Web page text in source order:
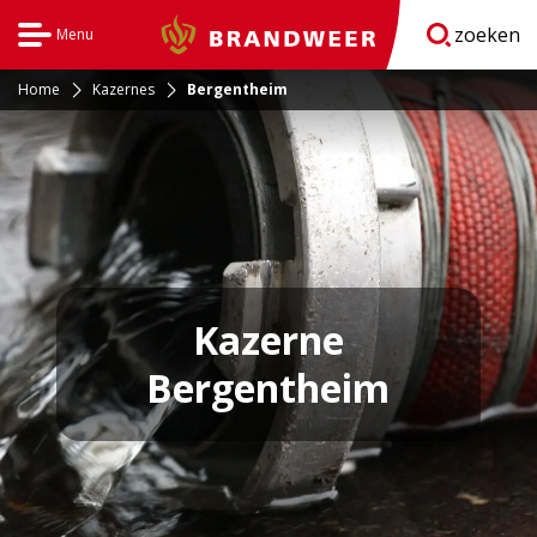
Menu Brandweer zoeken
Home Kazernes Bergentheim
Kazerne
Bergentheim